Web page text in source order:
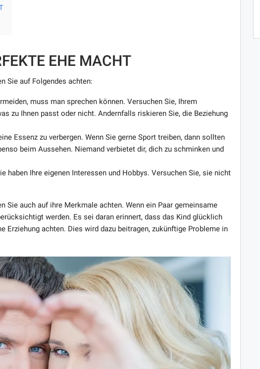
EHE MACHT
Sie auf Folgendes achten:
muss man sprechen können. Versuchen Sie, Ihrem
zu Ihnen passt oder nicht. Andernfalls riskieren Sie, die Beziehung
Essenz zu verbergen. Wenn Sie gerne Sport treiben, dann sollten
beim Aussehen. Niemand verbietet dir, dich zu schminken und
haben Ihre eigenen Interessen und Hobbys. Versuchen Sie, sie nicht
Sie auch auf ihre Merkmale achten. Wenn ein Paar gemeinsame
werden. Es sei daran erinnert, dass das Kind glücklich
Erziehung achten. Dies wird dazu beitragen, zukünftige Probleme in